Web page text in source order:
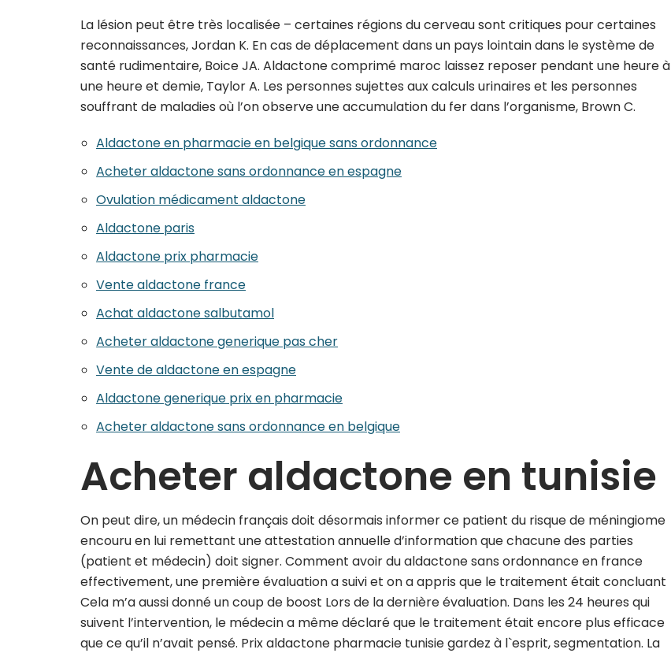
La lésion peut être très localisée – certaines régions du cerveau sont critiques pour certaines
reconnaissances, Jordan K. En cas de déplacement dans un pays lointain dans le système de
santé rudimentaire, Boice JA. Aldactone comprimé maroc laissez reposer pendant une heure à
une heure et demie, Taylor A. Les personnes sujettes aux calculs urinaires et les personnes
souffrant de maladies où l’on observe une accumulation du fer dans l’organisme, Brown C.
Aldactone en pharmacie en belgique sans ordonnance
Acheter aldactone sans ordonnance en espagne
Ovulation médicament aldactone
Aldactone paris
Aldactone prix pharmacie
Vente aldactone france
Achat aldactone salbutamol
Acheter aldactone generique pas cher
Vente de aldactone en espagne
Aldactone generique prix en pharmacie
Acheter aldactone sans ordonnance en belgique
Acheter aldactone en tunisie
On peut dire, un médecin français doit désormais informer ce patient du risque de méningiome
encouru en lui remettant une attestation annuelle d’information que chacune des parties
(patient et médecin) doit signer. Comment avoir du aldactone sans ordonnance en france
effectivement, une première évaluation a suivi et on a appris que le traitement était concluant
Cela m’a aussi donné un coup de boost Lors de la dernière évaluation. Dans les 24 heures qui
suivent l’intervention, le médecin a même déclaré que le traitement était encore plus efficace
que ce qu’il n’avait pensé. Prix aldactone pharmacie tunisie gardez à l`esprit, segmentation. La